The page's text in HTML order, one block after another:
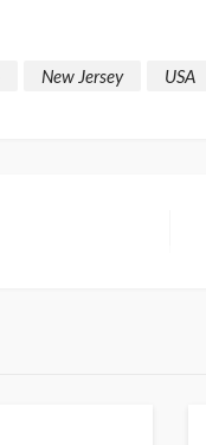
New Jersey USA